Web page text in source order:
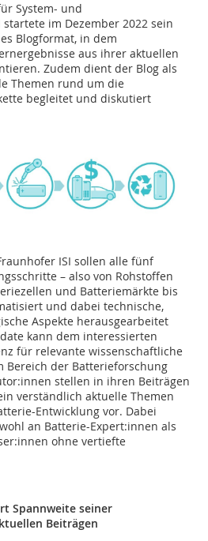
System- und
im Dezember 2022 sein
Blogformat, in dem
aus ihrer aktuellen
Zudem dient der Blog als
Themen rund um die
begleitet und diskutiert
ISI sollen alle fünf
– also von Rohstoffen
und Batteriemärkte bis
und dabei technische,
Aspekte herausgearbeitet
kann dem interessierten
für relevante wissenschaftliche
Bereich der Batterieforschung
stellen in ihren Beiträgen
verständlich aktuelle Themen
Entwicklung vor. Dabei
an Batterie-Expert:innen als
ohne vertiefte
Spannweite seiner
Beiträgen